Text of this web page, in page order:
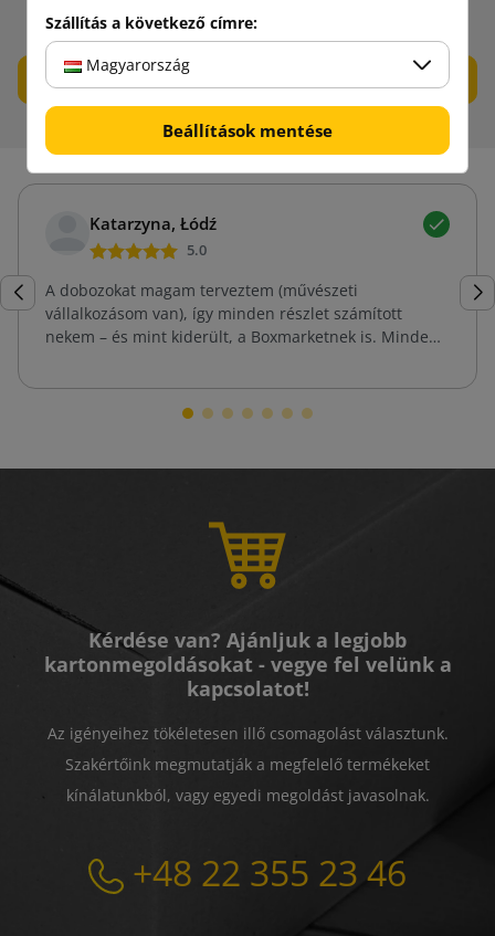
kitűnve a versenytársak közül!
Tudj meg többet
Katarzyna, Łódź
5.0
A dobozokat magam terveztem (művészeti
vállalkozásom van), így minden részlet számított
nekem – és mint kiderült, a Boxmarketnek is. Minden
arculatommal. A nyomat nem fakul és nem kopik le
még hosszabb út után sem. Tiszta lelkiismerettel
Kérdése van? Ajánljuk a legjobb
kartonmegoldásokat - vegye fel velünk a
kapcsolatot!
Az igényeihez tökéletesen illő csomagolást választunk.
Szakértőink megmutatják a megfelelő termékeket
kínálatunkból, vagy egyedi megoldást javasolnak.
+48 22 355 23 46
Szállítás a következő címre:
Magyarország
Beállítások mentése